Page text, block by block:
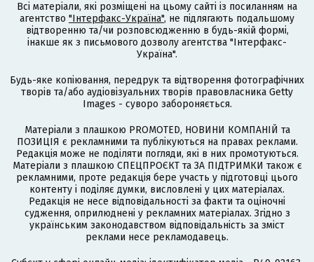
Всі матеріали, які розміщені на цьому сайті із посиланням на
агентство "Інтерфакс-Україна", не підлягають подальшому
відтворенню та/чи розповсюдженню в будь-якій формі,
інакше як з письмового дозволу агентства "Інтерфакс-
Україна".
Будь-яке копіювання, передрук та відтворення фотографічних
творів та/або аудіовізуальних творів правовласника Getty
Images - суворо забороняється.
Матеріали з плашкою PROMOTED, НОВИНИ КОМПАНІЙ та
ПОЗИЦІЯ є рекламними та публікуються на правах реклами.
Редакція може не поділяти погляди, які в них промотуються.
Матеріали з плашкою СПЕЦПРОЄКТ та ЗА ПІДТРИМКИ також є
рекламними, проте редакція бере участь у підготовці цього
контенту і поділяє думки, висловлені у цих матеріалах.
Редакція не несе відповідальності за факти та оціночні
судження, оприлюднені у рекламних матеріалах. Згідно з
українським законодавством відповідальність за зміст
реклами несе рекламодавець.